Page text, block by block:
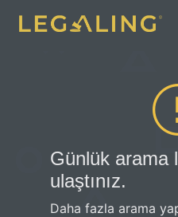
Günlük arama
ulaştınız.
Daha fazla arama